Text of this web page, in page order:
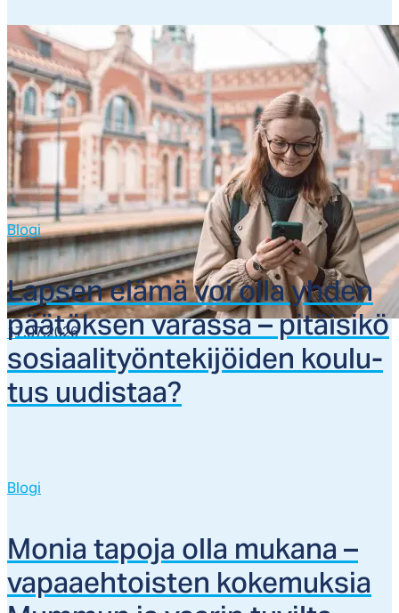
17.07.2026
Blogi
Lap­sen elä­mä voi ol­la yh­den
pää­tök­sen va­ras­sa – pi­täi­si­kö
so­siaa­li­työn­te­ki­jöi­den kou­lu­
tus uu­dis­taa?
Blogi
Mo­nia ta­po­ja ol­la mu­ka­na –
va­paaeh­tois­ten ko­ke­muk­sia